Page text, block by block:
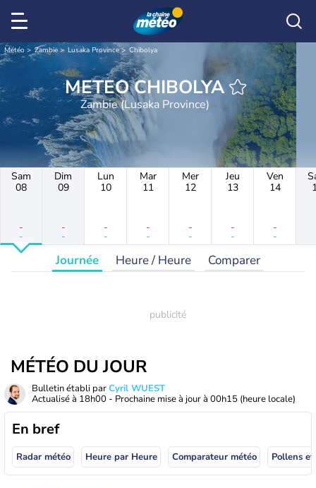
Météo Zambie Lusaka Province Chibolya
METEO CHIBOLYA
Zambie (Lusaka Province)
Sam
08
-
-
Dim
09
-
-
Lun
10
-
-
Mar
11
-
-
Mer
12
-
-
Jeu
13
-
-
Ven
14
-
-
Journée Heure / Heure Comparer
MÉTÉO DU JOUR
Bulletin établi parCyril WUEST
Actualisé à 18h00 - Prochaine mise à jour à 00h15 (heure locale)
En bref
Radar météo Heure par Heure Comparateur météo Pollens